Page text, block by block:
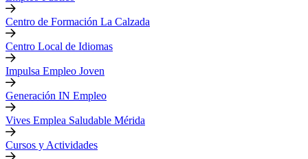
Centro de Formación La Calzada
Centro Local de Idiomas
Impulsa Empleo Joven
Generación IN Empleo
Vives Emplea Saludable Mérida
Cursos y Actividades